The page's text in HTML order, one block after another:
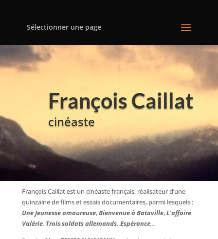
Sélectionner une page
François Caillat
cinéaste
François Caillat est un cinéaste français, réalisateur d’une
quinzaine de films et essais documentaires, parmi lesquels :
Une Jeunesse amoureuse,Bienvenue à Bataville,L’affaire
Valérie, Trois soldats allemands, Espérance...